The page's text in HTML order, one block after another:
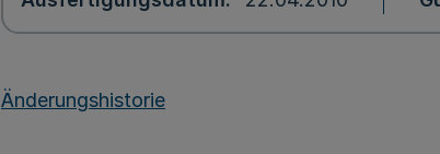
Änderungshistorie